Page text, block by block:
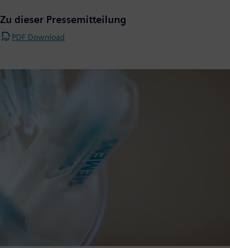
Zu dieser Pressemitteilung
PDF Download